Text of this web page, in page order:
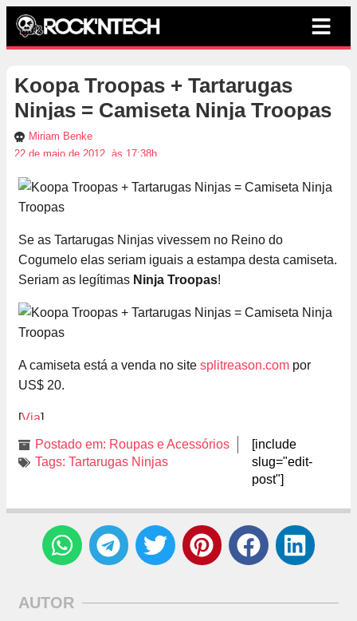
Koopa Troopas + Tartarugas
Ninjas = Camiseta Ninja Troopas
Miriam Benke
22 de maio de 2012, às 17:38h
Se as Tartarugas Ninjas vivessem no Reino do
Cogumelo elas seriam iguais a estampa desta camiseta.
Seriam as legítimas Ninja Troopas!
A camiseta está a venda no site splitreason.com por
US$ 20.
[Via]
Postado em: Roupas e Acessórios
Tags: Tartarugas Ninjas
[include
slug="edit-
post"]
AUTOR